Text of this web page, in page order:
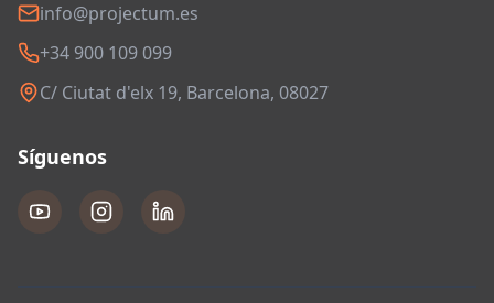
info@projectum.es
+34 900 109 099
C/ Ciutat d'elx 19, Barcelona, 08027
Síguenos